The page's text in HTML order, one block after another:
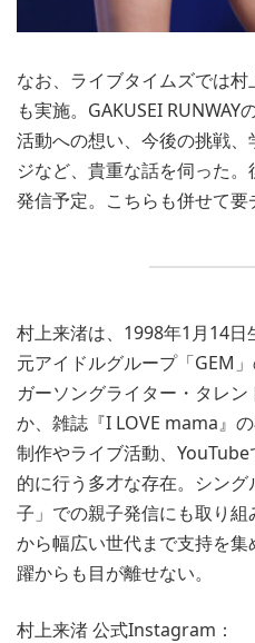
なお、ライブタイムズでは
も実施。GAKUSEI
活動への想い、今後の挑戦
ジなど、貴重な話を伺った
発信予定。こちらも併せて要
村上来渚は、1998年1月14日
元アイドルグループ「GEM
ガーソングライター・タレ
か、雑誌『I LOVE mama』
制作やライブ活動、
的に行う多才な存在。シン
子」での親子発信にも取り
から幅広い世代まで支持を
躍からも目が離せない。
村上来渚 公式Instagram：